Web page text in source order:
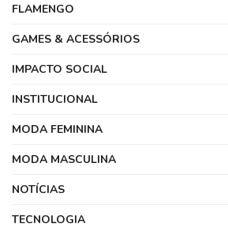
FLAMENGO
GAMES & ACESSÓRIOS
IMPACTO SOCIAL
INSTITUCIONAL
MODA FEMININA
MODA MASCULINA
NOTÍCIAS
TECNOLOGIA